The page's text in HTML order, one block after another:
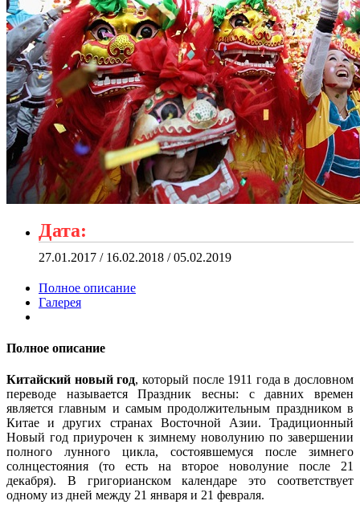
Дата:
27.01.2017 / 16.02.2018 / 05.02.2019
Полное описание
Галерея
Полное описание
Китайский новый год, который после 1911 года в дословном
переводе называется Праздник весны: с давних времен
является главным и самым продолжительным праздником в
Китае и других странах Восточной Азии. Традиционный
Новый год приурочен к зимнему новолунию по завершении
полного лунного цикла, состоявшемуся после зимнего
солнцестояния (то есть на второе новолуние после 21
декабря). В григорианском календаре это соответствует
одному из дней между 21 января и 21 февраля.